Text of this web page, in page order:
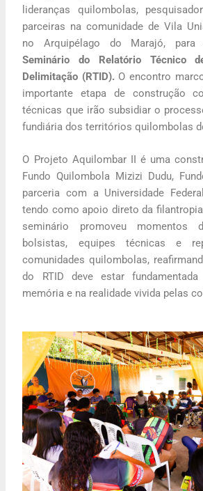
lideranças quilombolas,
parceiras na comunidade de Vila
no Arquipélago do Marajó,
Seminário do Relatório Técnico
Delimitação (RTID).O encontro
importante etapa de construção
técnicas que irão subsidiar o
fundiária dos territórios quilombolas
O Projeto Aquilombar II é uma
Fundo Quilombola Mizizi Dudu,
parceria com a Universidade
tendo como apoio direto da
seminário promoveu momentos
bolsistas, equipes técnicas e
comunidades quilombolas,
do RTID deve estar
memória e na realidade vivida pelas